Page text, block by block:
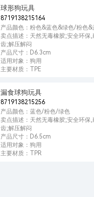
球形狗玩具
8719138215164
产品颜色：粉色&蓝色&绿色/粉色&
卖点描述：天然无毒橡胶;安全环
齿;解压解闷
产品尺寸：D6.3cm
适用对象：狗用
主要材质：TPE
漏食球狗玩具
8719138215256
产品颜色：蓝色/粉色/绿色
卖点描述：天然无毒橡胶;安全环
齿;解压解闷
产品尺寸：D6.5cm
适用对象：狗用
主要材质：TPR